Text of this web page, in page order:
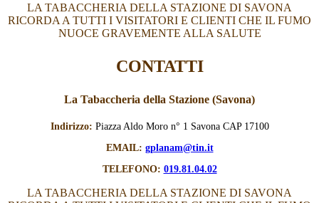
LA TABACCHERIA DELLA STAZIONE DI SAVONA
RICORDA A TUTTI I VISITATORI E CLIENTI CHE IL FUMO
NUOCE GRAVEMENTE ALLA SALUTE
CONTATTI
La Tabaccheria della Stazione (Savona)
Indirizzo: Piazza Aldo Moro n° 1 Savona CAP 17100
EMAIL: gplanam@tin.it
TELEFONO: 019.81.04.02
LA TABACCHERIA DELLA STAZIONE DI SAVONA